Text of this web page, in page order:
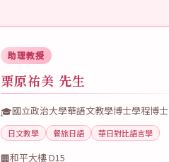
助理教授
栗原祐美 先生
🎓國立政治大學華語文教學博士學程博士
日文教學 餐旅日語 華日對比語言學
🏢和平大樓 D15